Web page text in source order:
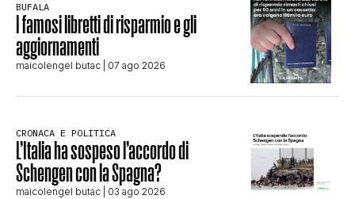
BUFALA
I famosi libretti di risparmio e gli
aggiornamenti
maicolengel butac | 07 ago 2026
CRONACA E POLITICA
L’Italia ha sospeso l’accordo di
Schengen con la Spagna?
maicolengel butac | 03 ago 2026